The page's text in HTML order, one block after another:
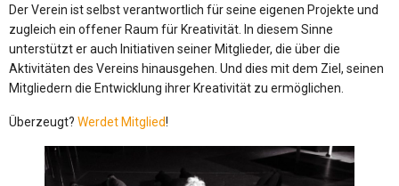
Der Verein ist selbst verantwortlich für seine eigenen Projekte und
zugleich ein offener Raum für Kreativität. In diesem Sinne
unterstützt er auch Initiativen seiner Mitglieder, die über die
Aktivitäten des Vereins hinausgehen. Und dies mit dem Ziel, seinen
Mitgliedern die Entwicklung ihrer Kreativität zu ermöglichen.
Überzeugt? Werdet Mitglied!